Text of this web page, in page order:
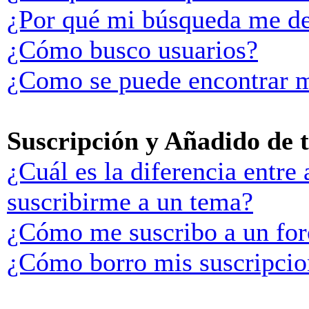
¿Por qué mi búsqueda me
¿Cómo busco usuarios?
¿Como se puede encontrar
Suscripción y Añadido de
¿Cuál es la diferencia
suscribirme a un tema?
¿Cómo me suscribo a un
¿Cómo borro mis